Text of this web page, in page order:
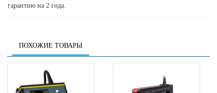
гарантию на 2 года.
ПОХОЖИЕ ТОВАРЫ